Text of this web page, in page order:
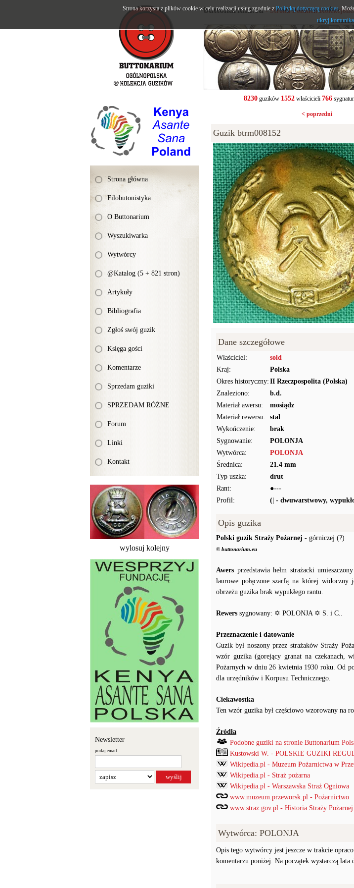
Strona główna
Filobutonistyka
O Buttonarium
Wyszukiwarka
Wytwórcy
@Katalog (5 + 821 stron)
Artykuły
Bibliografia
Zgłoś swój guzik
Księga gości
Komentarze
Sprzedam guziki
SPRZEDAM RÓŻNE
Forum
Linki
Kontakt
wylosuj kolejny
Newsletter
podaj email:
buttonarium.eu- Strona Polskich
8230guzików 1552właścicieli 766sygnatur
< poprzedni
Guzik btrm008152
Dane szczegółowe
Właściciel:
sold
Kraj:
Polska
Okres historyczny: II Rzeczpospolita (Polska)
Znaleziono:
b.d.
Materiał awersu:
mosiądz
Materiał rewersu:
stal
Wykończenie:
brak
Sygnowanie:
POLONJA
Wytwórca:
POLONJA
Średnica:
21.4 mm
Typ uszka:
drut
Rant:
●---
Profil:
(| - dwuwarstwowy,
Opis guzika
Polski guzik Straży Pożarnej - górniczej (?)
© buttonarium.eu
Awers przedstawia hełm strażacki
laurowe połączone szarfą na której
obrzeżu guzika brak wypukłego rantu.
Rewers sygnowany: ✡ POLONJA ✡ S. i C..
Przeznaczenie i datowanie
Guzik był noszony przez strażaków Straży
wzór guzika (gorejący granat na czekanach,
Pożarnych w dniu 26 kwietnia 1930 roku. Od
dla urzędników i Korpusu Technicznego.
Ciekawostka
Ten wzór guzika był częściowo wzorowany na
Źródła
Podobne guziki na stronie Buttonarium
Kustowski W. - POLSKIE GUZIKI
Wikipedia.pl - Muzeum Pożarnictwa w
Wikipedia.pl - Straż pożarna
Wikipedia.pl - Warszawska Straż Ogniowa
www.muzeum.przeworsk.pl - Pożarnictwo
www.straz.gov.pl - Historia Straży Pożarnej
Wytwórca: POLONJA
Opis tego wytwórcy jest jeszcze w trakcie
komentarzu poniżej. Na początek wystarczą
Strona korzysta z plików cookie w celu realizacji usług zgodnie zPolityką dotyczącą cookies.
ukryj